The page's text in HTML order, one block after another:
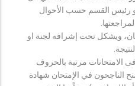
رئيس القسم حسب الأحوال
ويشكل تحت إشرافه لجنة او
الامتحانات مرتبة بالحروف
الناجحون في الإمتحان شهادة